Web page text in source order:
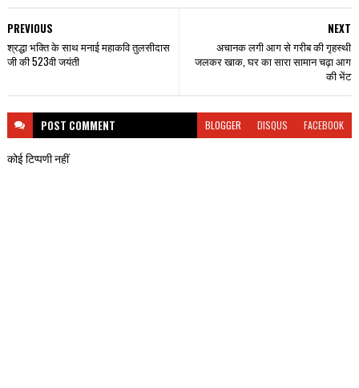
NEXT
अचानक लगी आग से गरीब की गृहस्थी
जलकर खाक, घर का सारा सामान चढ़ा आग
की भेंट
PREVIOUS
श्रद्धा भक्ति के साथ मनाई महाकवि तुलसीदास
जी की 523वी जयंती
POST COMMENT BLOGGER DISQUS FACEBOOK
कोई टिप्पणी नहीं